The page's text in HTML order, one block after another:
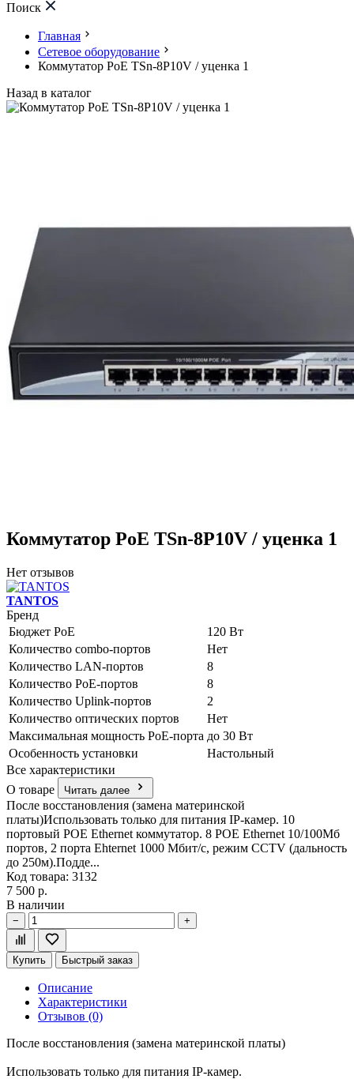
Поиск
Главная
Сетевое оборудование
Коммутатор PoE TSn-8P10V / уценка 1
Назад в каталог
Коммутатор PoE TSn-8P10V / уценка 1
Нет отзывов
TANTOS
Бренд
Бюджет PoE
120 Вт
Количество combo-портов
Нет
Количество LAN-портов
8
Количество PoE-портов
8
Количество Uplink-портов
2
Количество оптических портов
Нет
Максимальная мощность PoE-порта до 30 Вт
Особенность установки
Настольный
Все характеристики
О товаре
Читать далее
После восстановления (замена материнской
платы)Использовать только для питания IP-камер. 10
портовый POE Ethernet коммутатор. 8 POE Ethernet 10/100Мб
портов, 2 порта Ehternet 1000 Мбит/с, режим CCTV (дальность
до 250м).Подде...
Код товара: 3132
7 500 р.
В наличии
− +
Купить Быстрый заказ
Описание
Характеристики
Отзывов (0)
После восстановления (замена материнской платы)
Использовать только для питания IP-камер.